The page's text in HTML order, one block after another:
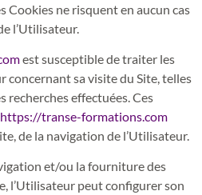
Cookies ne risquent en aucun cas
l’Utilisateur.
est susceptible de traiter les
concernant sa visite du Site, telles
recherches effectuées. Ces
https://transe-formations.com
de la navigation de l’Utilisateur.
et/ou la fourniture des
l’Utilisateur peut configurer son